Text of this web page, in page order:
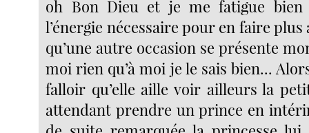
oh Bon Dieu et je me fatigue bien
l’énergie nécessaire pour en faire
qu’une autre occasion se présente
moi rien qu’à moi je le sais bien...
falloir qu’elle aille voir ailleurs la
attendant prendre un prince en